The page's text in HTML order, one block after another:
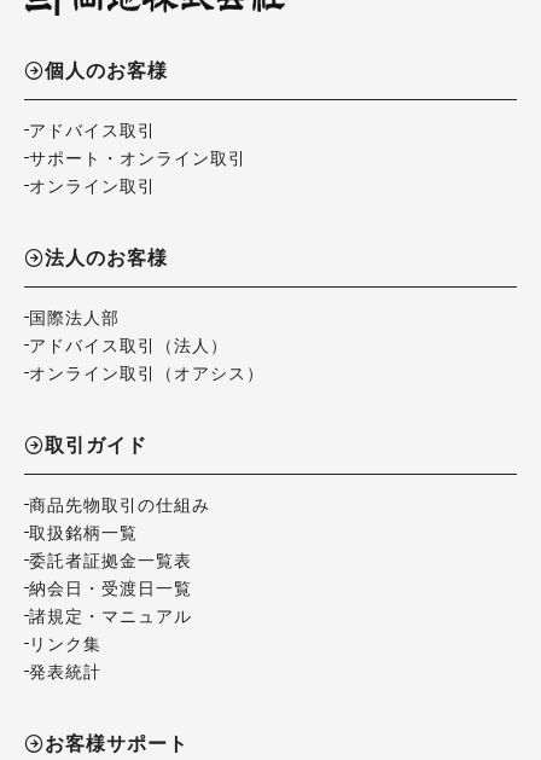
個人のお客様
アドバイス取引
サポート・オンライン取引
オンライン取引
法人のお客様
国際法人部
アドバイス取引（法人）
オンライン取引（オアシス）
取引ガイド
商品先物取引の仕組み
取扱銘柄一覧
委託者証拠金一覧表
納会日・受渡日一覧
諸規定・マニュアル
リンク集
発表統計
お客様サポート